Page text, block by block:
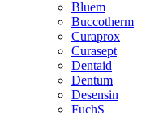
Bluem
Buccotherm
Curaprox
Curasept
Dentaid
Dentum
Desensin
FuchS